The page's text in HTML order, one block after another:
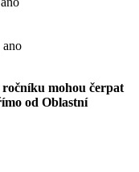
ročníku mohou čerpat
od Oblastní